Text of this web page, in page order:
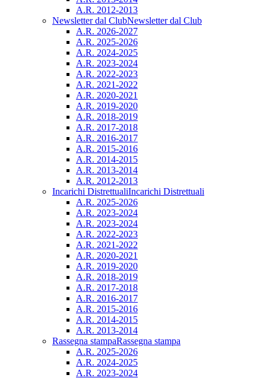
A.R. 2012-2013
Newsletter dal ClubNewsletter dal Club
A.R. 2026-2027
A.R. 2025-2026
A.R. 2024-2025
A.R. 2023-2024
A.R. 2022-2023
A.R. 2021-2022
A.R. 2020-2021
A.R. 2019-2020
A.R. 2018-2019
A.R. 2017-2018
A.R. 2016-2017
A.R. 2015-2016
A.R. 2014-2015
A.R. 2013-2014
A.R. 2012-2013
Incarichi DistrettualiIncarichi Distrettuali
A.R. 2025-2026
A.R. 2023-2024
A.R. 2023-2024
A.R. 2022-2023
A.R. 2021-2022
A.R. 2020-2021
A.R. 2019-2020
A.R. 2018-2019
A.R. 2017-2018
A.R. 2016-2017
A.R. 2015-2016
A.R. 2014-2015
A.R. 2013-2014
Rassegna stampaRassegna stampa
A.R. 2025-2026
A.R. 2024-2025
A.R. 2023-2024